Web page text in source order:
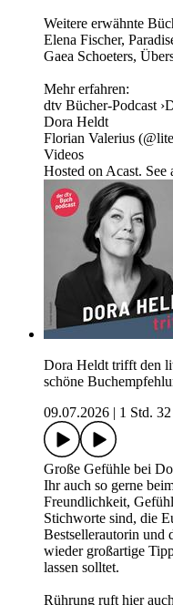
Weitere erwähnte
Elena Fischer,
Gaea Schoeters,
Mehr erfahren:
dtv Bücher-Podcast
Dora Heldt
Florian Valerius
Videos
Hosted on Acast.
Dora Heldt trifft den
schöne
09.07.2026
1 Std.
Große Gefühle bei
Ihr auch so gerne
Freundlichkeit,
Stichworte sind, die
Bestsellerautorin und
wieder großartige
lassen solltet.
Rührung ruft hier